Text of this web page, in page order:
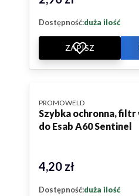
Dostępność:duża ilość
ZAPISZ
Szybka ochronna,
do Esab A60 Sentinel
PRODUCENT
PROMOWELD
Cena
4,20 zł
Dostępność:duża ilość